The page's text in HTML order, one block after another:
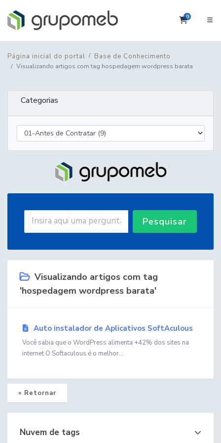
0Carrinho
Página inicial do portal Base de Conhecimento
Visualizando artigos com tag hospedagem wordpress barata
Categorias
Pesquisar
Visualizando artigos com tag
'hospedagem wordpress barata'
Auto instalador de Aplicativos SoftAculous
Você sabia que o WordPress alimenta +42% dos sites na
internet O Softaculous é o melhor...
« Retornar
Nuvem de tags